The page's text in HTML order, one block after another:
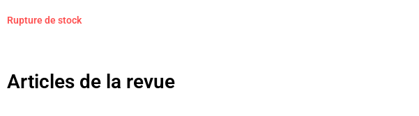
Rupture de stock
Articles de la revue